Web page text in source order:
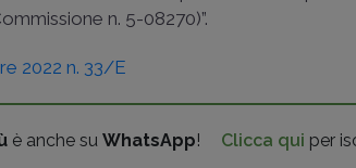
n. 5-08270)”.
2022 n. 33/E
è anche suWhatsApp! Clicca qui per